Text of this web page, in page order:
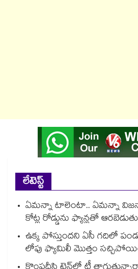
లేటెస్ట్
ఏమన్నా టాలెంటా.. ఏమన్నా
కోట్ల రోడ్డును ఫ్యాన్లతో
ఉక్క పోస్తుందని ఏసీ గదిలో
లోపు ఫ్యామిలీ మొత్తం